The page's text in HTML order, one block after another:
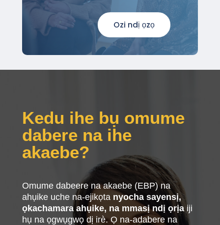
Ozi ndị ọzọ
Kedu ihe bụ omume
dabere na ihe
akaebe?
Omume dabeere na akaebe (EBP) na
ahụike uche na-ejikọta nyocha sayensị,
ọkachamara ahụike, na mmasị ndị ọrịaiji
hụ na ọgwụgwọ dị irè. Ọ na-adabere na